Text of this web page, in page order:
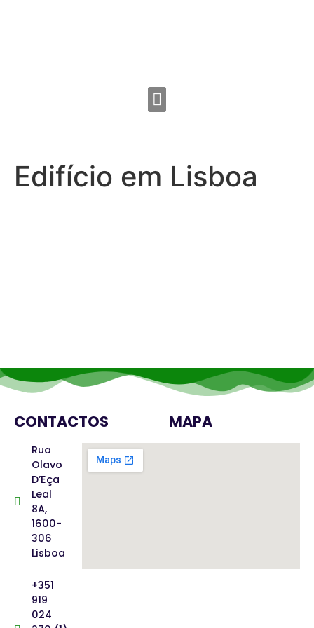
Edifício em Lisboa
CONTACTOS
Rua
Olavo
D’Eça
Leal
8A,
1600-
306
Lisboa
+351
919
024
MAPA